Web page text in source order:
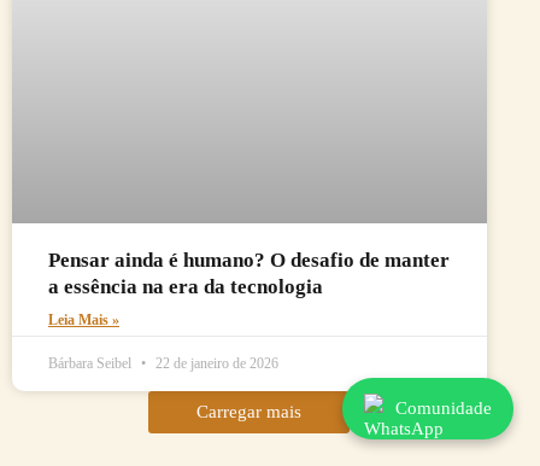
Pensar ainda é humano? O desafio de manter
a essência na era da tecnologia
Leia Mais »
Bárbara Seibel 22 de janeiro de 2026
Carregar mais Comunidade